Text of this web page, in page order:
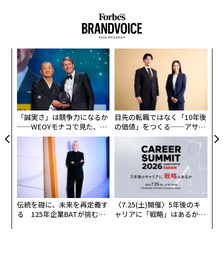
「誠実さ」は競争力になるか
──WEOYモナコで見た、く
ら寿司の経営哲学
目先の転職ではなく「10年後
の価値」をつくる──アサイ
ンの長期伴走型支援とは
伝統を礎に、未来を再定義す
る 125年企業BATが挑むス
〈7.25(土)開催〉5年後のキ
ャリアに「戦略」はあるか。